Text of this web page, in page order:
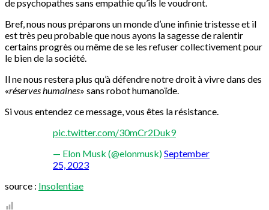
de psychopathes sans empathie qu’ils le voudront.
Bref, nous nous préparons un monde d’une infinie tristesse et il
est très peu probable que nous ayons la sagesse de ralentir
certains progrès ou même de se les refuser collectivement pour
le bien de la société.
Il ne nous restera plus qu’à défendre notre droit à vivre dans des
«réserves humaines» sans robot humanoïde.
Si vous entendez ce message, vous êtes la résistance.
pic.twitter.com/30mCr2Duk9
— Elon Musk (@elonmusk)September
25, 2023
source : Insolentiae